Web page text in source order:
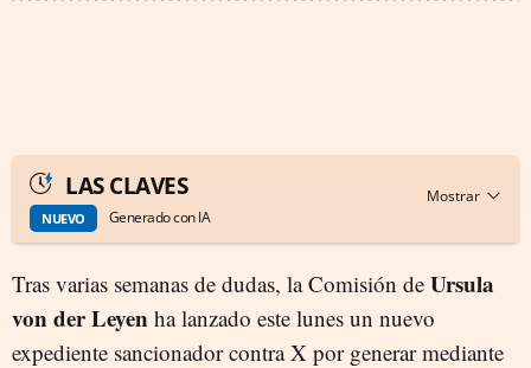
LAS CLAVES
NUEVO Generado con IA
Tras varias semanas de dudas, la Comisión de Ursula
von der Leyen ha lanzado este lunes un nuevo
expediente sancionador contra X por generar mediante